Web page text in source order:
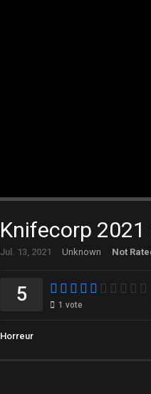
Knifecorp
Jul. 13, 2021 Unknown Not
5 1 vote
Horreur